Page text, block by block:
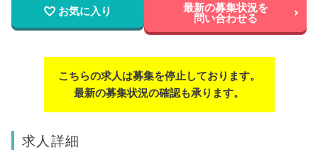
お気に入り 最新の募集状況を
問い合わせる
こちらの求人は募集を停止しております。
最新の募集状況の確認も承ります。
求人詳細